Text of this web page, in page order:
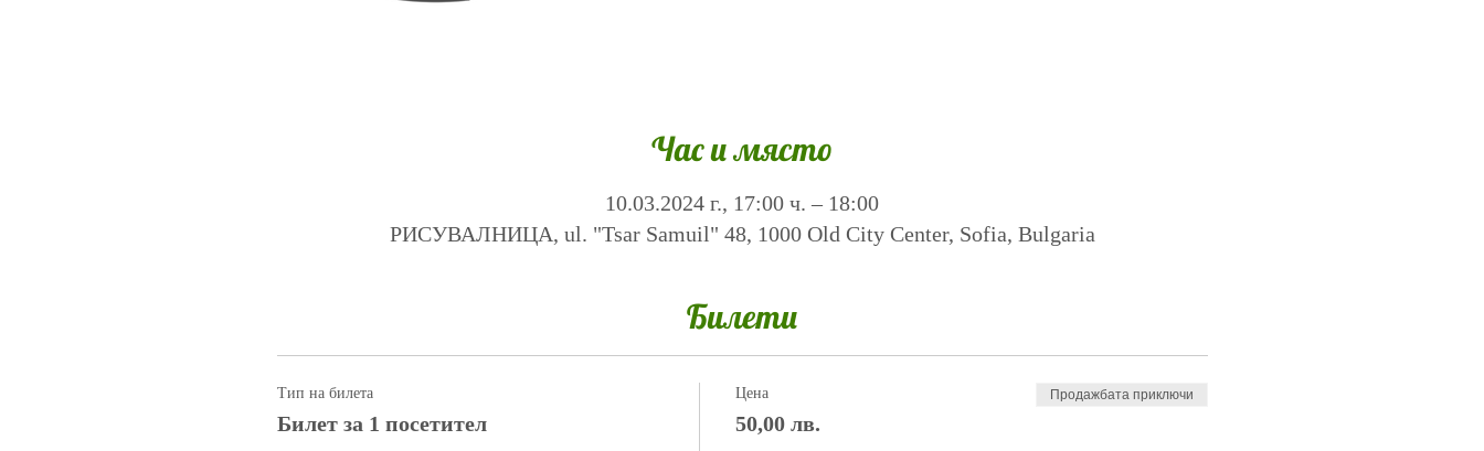
Час и място
10.03.2024 г., 17:00 ч. – 18:00
РИСУВАЛНИЦА, ul. "Tsar Samuil" 48, 1000 Old City Center, Sofia, Bulgaria
Билети
Тип на билета
Билет за 1 посетител
Цена
50,00 лв.
Продажбата приключи